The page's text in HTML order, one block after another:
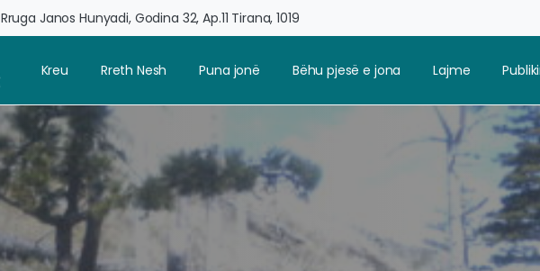
Rruga Janos Hunyadi, Godina 32, Ap.11 Tirana, 1019
Kreu Rreth Nesh Puna jonë Bëhu pjesë e jona Lajme